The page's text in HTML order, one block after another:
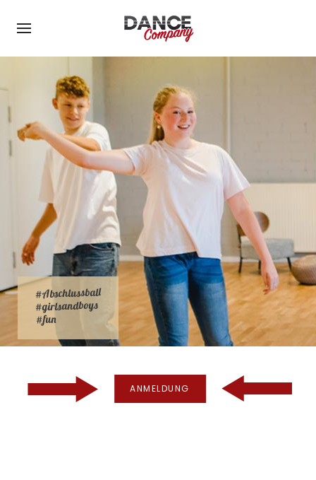
#Abschlussball
#girlsandboys
#fun
ANMELDUNG